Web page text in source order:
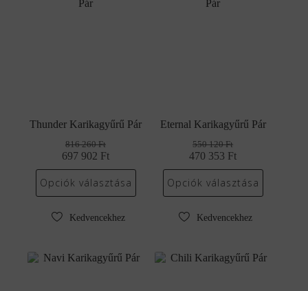
Thunder Karikagyűrű Pár
816 260Ft
Original
price
was:
697 902 Ft
Current
price
is:
Opciók választása
Kedvencekhez
Eternal Karikagyűrű Pár
550 120Ft
Original
price
was:
470 353 Ft
Current
price
is:
Opciók választása
Kedvencekhez